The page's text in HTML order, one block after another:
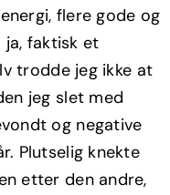
flere gode og
ja, faktisk et
trodde jeg ikke at
jeg slet med
og negative
Plutselig knekte
etter den andre,